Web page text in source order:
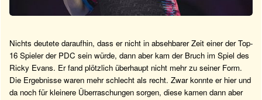
Nichts deutete daraufhin, dass er nicht in absehbarer Zeit einer der Top-
16 Spieler der PDC sein würde, dann aber kam der Bruch im Spiel des
Ricky Evans. Er fand plötzlich überhaupt nicht mehr zu seiner Form.
Die Ergebnisse waren mehr schlecht als recht. Zwar konnte er hier und
da noch für kleinere Überraschungen sorgen, diese kamen dann aber